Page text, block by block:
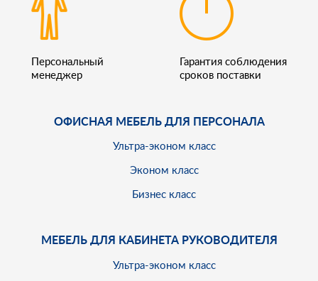
Персональный
менеджер
Гарантия соблюдения
сроков поставки
ОФИСНАЯ МЕБЕЛЬ ДЛЯ ПЕРСОНАЛА
Ультра-эконом класс
Эконом класс
Бизнес класс
МЕБЕЛЬ ДЛЯ КАБИНЕТА РУКОВОДИТЕЛЯ
Ультра-эконом класс